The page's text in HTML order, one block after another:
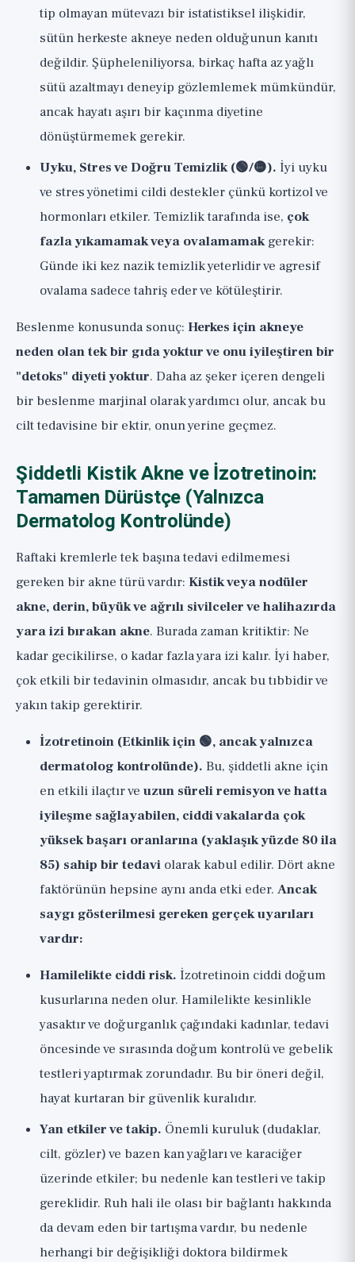
tip olmayan mütevazı bir istatistiksel ilişkidir,
sütün herkeste akneye neden olduğunun kanıtı
değildir. Şüpheleniliyorsa, birkaç hafta az yağlı
sütü azaltmayı deneyip gözlemlemek mümkündür,
ancak hayatı aşırı bir kaçınma diyetine
dönüştürmemek gerekir.
Uyku, Stres ve Doğru Temizlik (🟢/🟡). İyi uyku
ve stres yönetimi cildi destekler çünkü kortizol ve
hormonları etkiler. Temizlik tarafında ise, çok
fazla yıkamamak veya ovalamamakgerekir:
Günde iki kez nazik temizlik yeterlidir ve agresif
ovalama sadece tahriş eder ve kötüleştirir.
Beslenme konusunda sonuç: Herkes için akneye
neden olan tek bir gıda yoktur ve onu iyileştiren bir
"detoks" diyeti yoktur. Daha az şeker içeren dengeli
bir beslenme marjinal olarak yardımcı olur, ancak bu
cilt tedavisine bir ektir, onun yerine geçmez.
Şiddetli Kistik Akne ve İzotretinoin:
Tamamen Dürüstçe (Yalnızca
Dermatolog Kontrolünde)
Raftaki kremlerle tek başına tedavi edilmemesi
gereken bir akne türü vardır: Kistik veya nodüler
akne, derin, büyük ve ağrılı sivilceler ve halihazırda
yara izi bırakan akne. Burada zaman kritiktir: Ne
kadar gecikilirse, o kadar fazla yara izi kalır. İyi haber,
çok etkili bir tedavinin olmasıdır, ancak bu tıbbidir ve
yakın takip gerektirir.
İzotretinoin (Etkinlik için 🟢, ancak yalnızca
dermatolog kontrolünde). Bu, şiddetli akne için
en etkili ilaçtır ve uzun süreli remisyon ve hatta
iyileşme sağlayabilen, ciddi vakalarda çok
yüksek başarı oranlarına (yaklaşık yüzde 80 ila
85) sahip bir tedavi olarak kabul edilir. Dört akne
faktörünün hepsine aynı anda etki eder. Ancak
saygı gösterilmesi gereken gerçek uyarıları
vardır:
Hamilelikte ciddi risk. İzotretinoin ciddi doğum
kusurlarına neden olur. Hamilelikte kesinlikle
yasaktır ve doğurganlık çağındaki kadınlar, tedavi
öncesinde ve sırasında doğum kontrolü ve gebelik
testleri yaptırmak zorundadır. Bu bir öneri değil,
hayat kurtaran bir güvenlik kuralıdır.
Yan etkiler ve takip. Önemli kuruluk (dudaklar,
cilt, gözler) ve bazen kan yağları ve karaciğer
üzerinde etkiler; bu nedenle kan testleri ve takip
gereklidir. Ruh hali ile olası bir bağlantı hakkında
da devam eden bir tartışma vardır, bu nedenle
herhangi bir değişikliği doktora bildirmek